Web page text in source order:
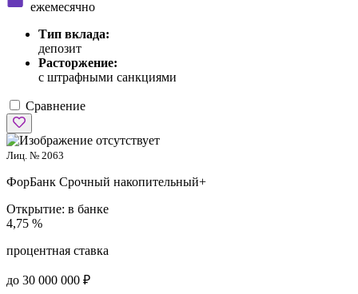
ежемесячно
Тип вклада:
депозит
Расторжение:
с штрафными санкциями
Сравнение
Лиц. № 2063
ФорБанк Срочный накопительный+
Открытие: в банке
4,75 %
процентная ставка
до 30 000 000 ₽